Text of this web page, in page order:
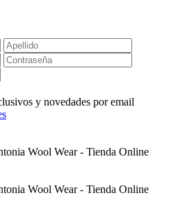
y novedades por email